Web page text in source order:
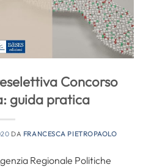
Concorso
guida pratica
DA FRANCESCA PIETROPAOLO
Regionale Politiche